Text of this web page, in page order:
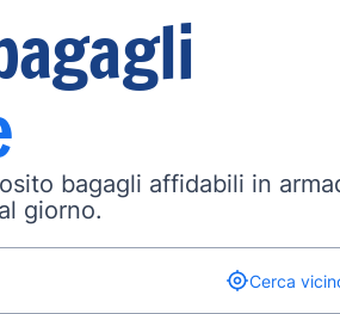
bagagli affidabili in
giorno.
Cerca